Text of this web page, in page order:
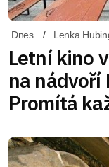
Dnes Lenka
Letní kino
na nádvoří
Promítá